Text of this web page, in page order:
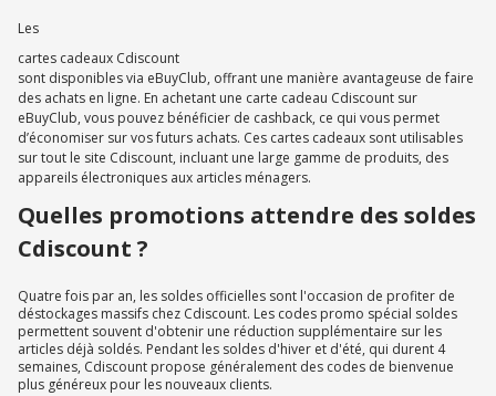
Les
cartes cadeaux Cdiscount
sont disponibles via eBuyClub, offrant une manière avantageuse de faire
des achats en ligne. En achetant une carte cadeau Cdiscount sur
eBuyClub, vous pouvez bénéficier de cashback, ce qui vous permet
d’économiser sur vos futurs achats. Ces cartes cadeaux sont utilisables
sur tout le site Cdiscount, incluant une large gamme de produits, des
appareils électroniques aux articles ménagers.
Quelles promotions attendre des soldes
Cdiscount ?
Quatre fois par an, les soldes officielles sont l'occasion de profiter de
déstockages massifs chez Cdiscount. Les codes promo spécial soldes
permettent souvent d'obtenir une réduction supplémentaire sur les
articles déjà soldés. Pendant les soldes d'hiver et d'été, qui durent 4
semaines, Cdiscount propose généralement des codes de bienvenue
plus généreux pour les nouveaux clients.